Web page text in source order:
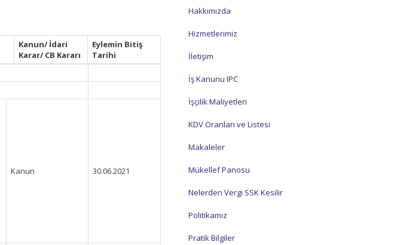
Kanun/ İdari
Karar/ CB Kararı
Eylemin Bitiş
Tarihi
Kanun 30.06.2021
Hakkımızda
Hizmetlerimiz
İletişim
İş Kanunu IPC
İşçilik Maliyetleri
KDV Oranları ve Listesi
Makaleler
Mükellef Panosu
Nelerden Vergi SSK Kesilir
Politikamız
Pratik Bilgiler